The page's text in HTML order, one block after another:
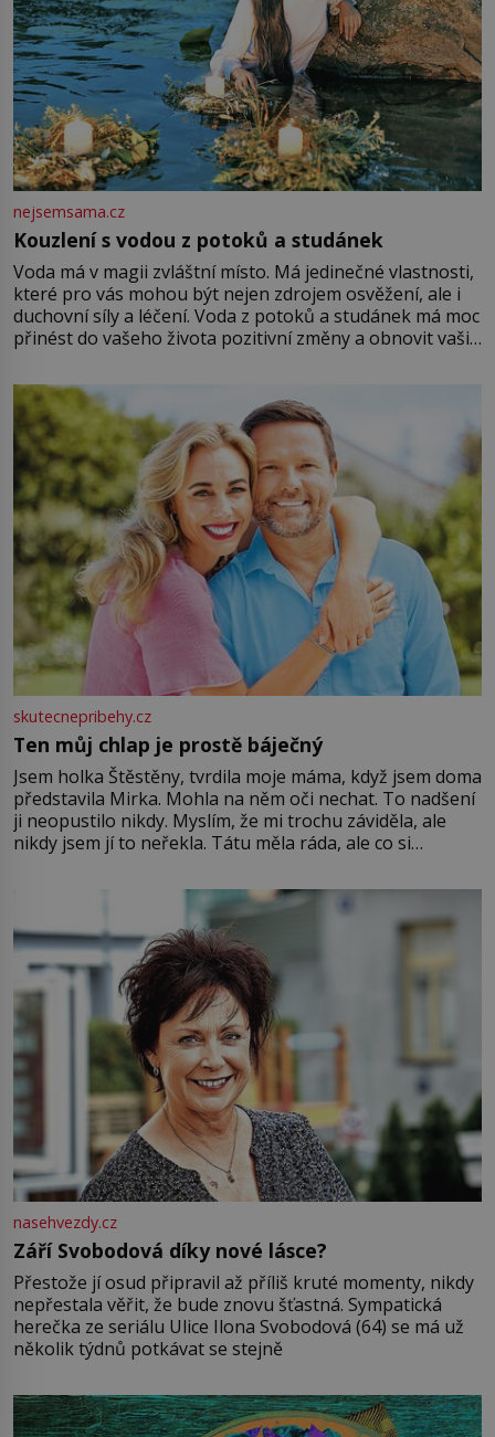
nejsemsama.cz
Kouzlení s vodou z potoků a studánek
Voda má v magii zvláštní místo. Má jedinečné vlastnosti,
které pro vás mohou být nejen zdrojem osvěžení, ale i
duchovní síly a léčení. Voda z potoků a studánek má moc
přinést do vašeho života pozitivní změny a obnovit vaši
můžete obohatit své rituály a přinést do svého života
větší harmonii a klid. Je důležité
skutecnepribehy.cz
Ten můj chlap je prostě báječný
Jsem holka Štěstěny, tvrdila moje máma, když jsem doma
představila Mirka. Mohla na něm oči nechat. To nadšení
ji neopustilo nikdy. Myslím, že mi trochu záviděla, ale
nikdy jsem jí to neřekla. Tátu měla ráda, ale co si
Jsme spolu moc rádi Tehdy byla jiná doba, když
nasehvezdy.cz
Září Svobodová díky nové lásce?
Přestože jí osud připravil až příliš kruté momenty, nikdy
nepřestala věřit, že bude znovu šťastná. Sympatická
herečka ze seriálu Ulice Ilona Svobodová (64) se má už
několik týdnů potkávat se stejně